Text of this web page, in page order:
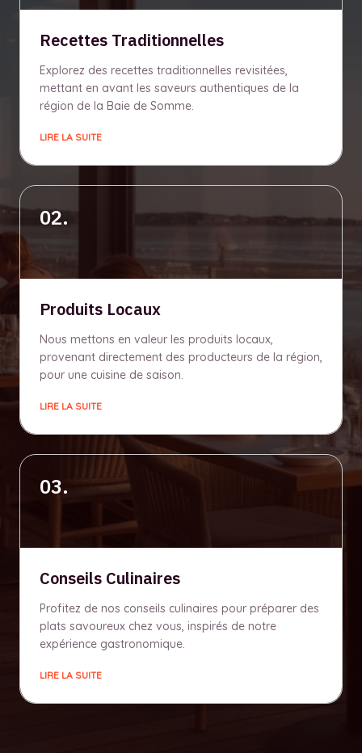
Recettes Traditionnelles
Explorez des recettes traditionnelles revisitées,
mettant en avant les saveurs authentiques de la
région de la Baie de Somme.
LIRE LA SUITE
02.
Produits Locaux
Nous mettons en valeur les produits locaux,
provenant directement des producteurs de la région,
pour une cuisine de saison.
LIRE LA SUITE
03.
Conseils Culinaires
Profitez de nos conseils culinaires pour préparer des
plats savoureux chez vous, inspirés de notre
expérience gastronomique.
LIRE LA SUITE